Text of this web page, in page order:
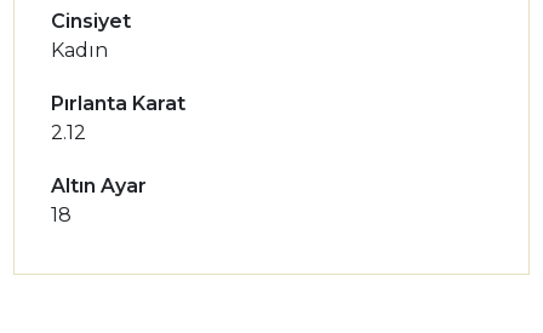
Cinsiyet
Kadın
Pırlanta Karat
2.12
Altın Ayar
18